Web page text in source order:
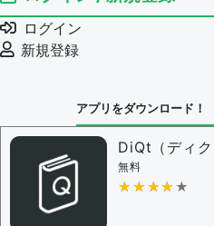
ログイン
新規登録
アプリをダウンロード！
DiQt（ディク
無料
★★★★★
★★★★★